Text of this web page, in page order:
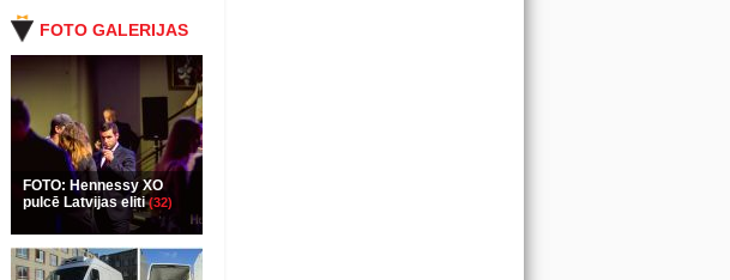
FOTO GALERIJAS
FOTO: Hennessy XO
pulcē Latvijas eliti(32)